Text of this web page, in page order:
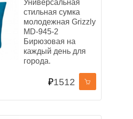
Универсальная
стильная сумка
молодежная Grizzly
MD-945-2
Бирюзовая на
каждый день для
города.
₽1512